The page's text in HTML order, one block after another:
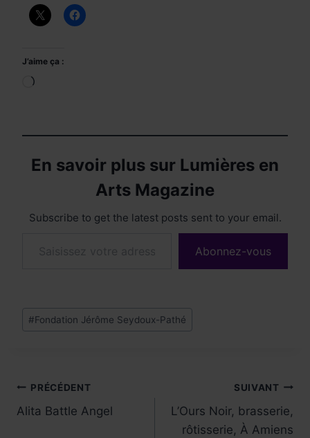
J’aime ça :
Chargement…
En savoir plus sur Lumières en
Arts Magazine
Subscribe to get the latest posts sent to your email.
Abonnez-vous
Étiquettes
de
#Fondation Jérôme Seydoux-Pathé
Navigation
de
PRÉCÉDENT
Alita Battle Angel
SUIVANT
L’Ours Noir, brasserie,
rôtisserie, À Amiens